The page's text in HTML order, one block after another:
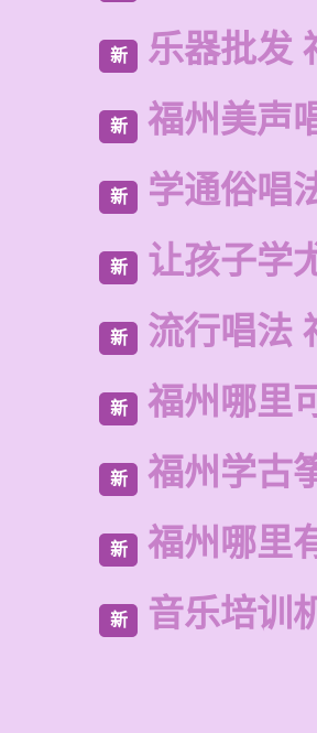
新 乐器批发
新 福州美声
新 学通俗唱
新 让孩子学
新 流行唱法
新 福州哪里
新 福州学古
新 福州哪里
新 音乐培训